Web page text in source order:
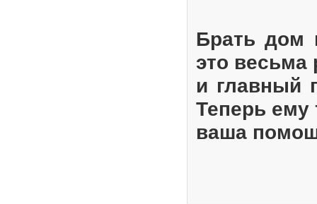
Брать дом
это весьма
и главный
Теперь ему
ваша